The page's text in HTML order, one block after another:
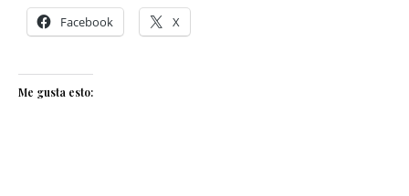
Facebook X
Me gusta esto: